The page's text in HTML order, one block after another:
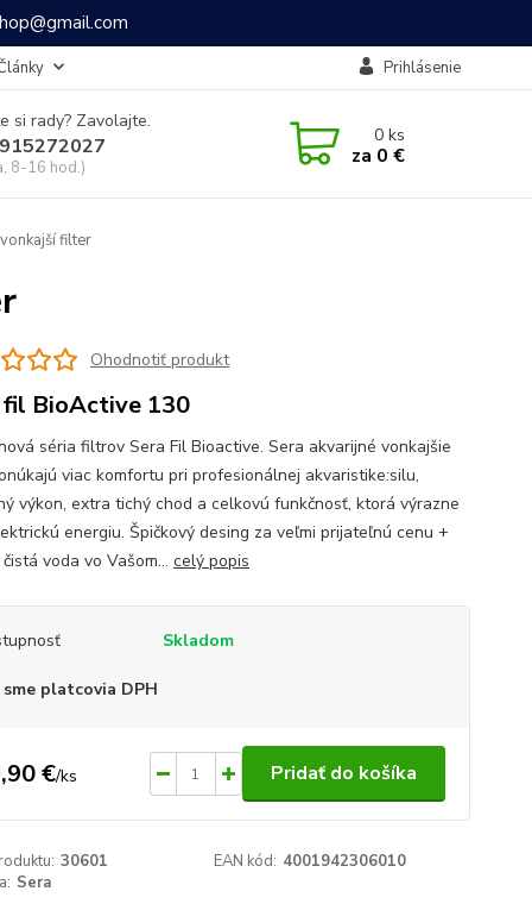
Prihlásenie
si rady? Zavolajte.
8-16 hod.)
0ks
za 0 €
filter
Ohodnotiť produkt
fil BioActive 130
séria filtrov Sera Fil Bioactive. Sera akvarijné vonkajšie
viac komfortu pri profesionálnej akvaristike:silu,
výkon, extra tichý chod a celkovú funkčnosť, ktorá výrazne
energiu. Špičkový desing za veľmi prijateľnú cenu +
voda vo Vašom... celý popis
Skladom
sme platcovia DPH
€/ks Pridať do košíka
30601 EAN kód: 4001942306010
Sera